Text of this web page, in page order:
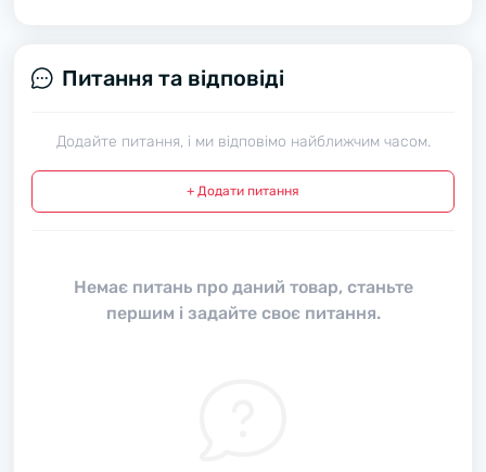
Питання та відповіді
Додайте питання, і ми відповімо найближчим часом.
+ Додати питання
Немає питань про даний товар, станьте
першим і задайте своє питання.